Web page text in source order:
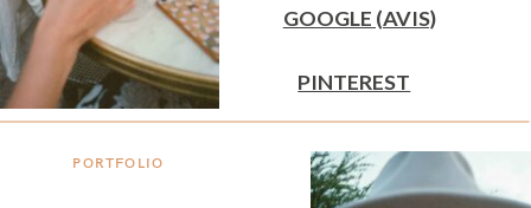
PORTFOLIO
GOOGLE (AVIS)
PINTEREST